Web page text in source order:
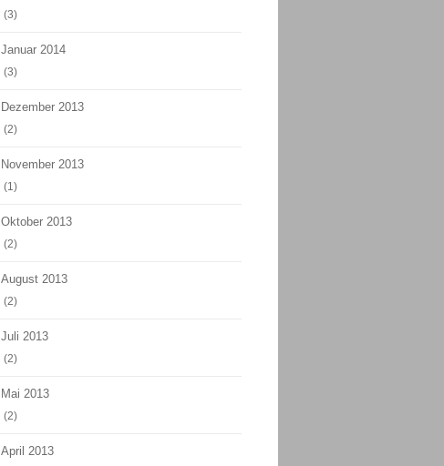
(3)
Januar 2014
(3)
Dezember 2013
(2)
November 2013
(1)
Oktober 2013
(2)
August 2013
(2)
Juli 2013
(2)
Mai 2013
(2)
April 2013